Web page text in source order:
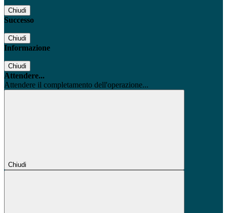
Chiudi
Successo
Chiudi
Informazione
Chiudi
Attendere...
Attendere il completamento dell'operazione...
Chiudi